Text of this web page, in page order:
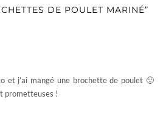
DE POULET MARINÉ”
et j’ai mangé une brochette de poulet 🙂
prometteuses !